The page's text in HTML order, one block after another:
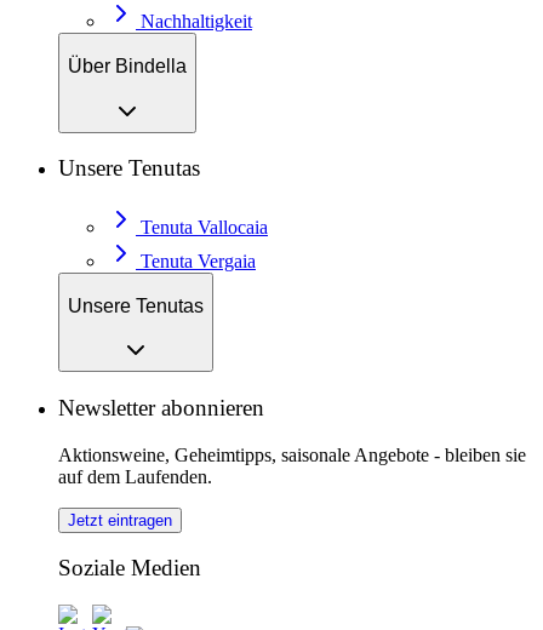
Nachhaltigkeit
Über Bindella
Unsere Tenutas
Tenuta Vallocaia
Tenuta Vergaia
Unsere Tenutas
Newsletter abonnieren
Aktionsweine, Geheimtipps, saisonale Angebote - bleiben sie
auf dem Laufenden.
Jetzt eintragen
Soziale Medien